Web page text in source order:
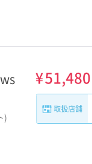
)
¥51,480
取扱店舗